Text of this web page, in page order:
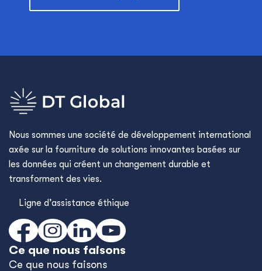
Nous sommes une société de développement international
axée sur la fourniture de solutions innovantes basées sur
les données qui créent un changement durable et
transforment des vies.
Ligne d’assistance éthique
Ce que nous faisons
Ce que nous faisons